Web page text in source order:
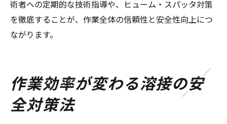
術者への定期的な技術指導や、ヒューム・スパッタ対策
を徹底することが、作業全体の信頼性と安全性向上につ
ながります。
作業効率が変わる溶接の安
全対策法